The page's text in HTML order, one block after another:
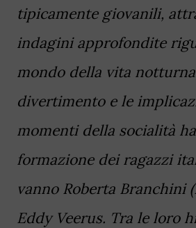
tipicamente giovanili,
indagini approfondite
mondo della vita
divertimento e le
momenti della socialità
formazione dei ragazzi
vanno Roberta Branchini
Eddy Veerus. Tra le loro